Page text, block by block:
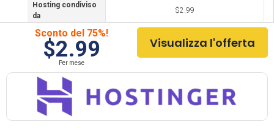
Hosting condiviso
da
$2.99
Ospitare la nuvola
$9.99
Garanzia 30 giorni
Posizione del
server
Sconto del 75%!
$2.99
Per mese
Visualizza l'offerta